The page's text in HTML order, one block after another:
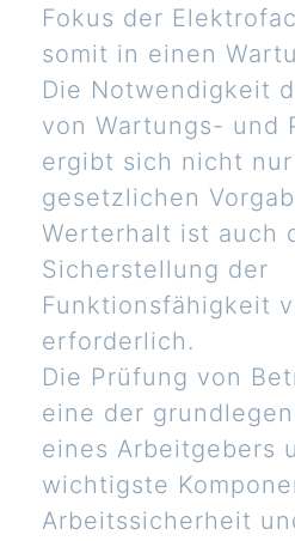
Fokus der
somit in einen
Die Notwendigkeit
von Wartungs- und
ergibt sich nicht nur
gesetzlichen
Werterhalt ist auch
Sicherstellung der
Funktionsfähigkeit
erforderlich.
Die Prüfung von
eine der
eines Arbeitgebers
wichtigste
Arbeitssicherheit